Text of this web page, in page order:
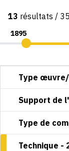
13 résultats /
Type
Support de
Type de
Technique -